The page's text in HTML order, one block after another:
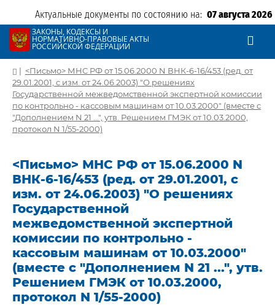
Актуальные документы по состоянию на: 07 августа 2026
ЗАКОНЫ, КОДЕКСЫ И
НОРМАТИВНО-ПРАВОВЫЕ АКТЫ
РОССИЙСКОЙ ФЕДЕРАЦИИ
| <Письмо> МНС РФ от 15.06.2000 N ВНК-6-16/453 (ред. от
29.01.2001, с изм. от 24.06.2003) "О решениях
Государственной межведомственной экспертной комиссии
по контрольно - кассовым машинам от 10.03.2000" (вместе с
"Дополнением N 21 ...", утв. Решением ГМЭК от 10.03.2000,
протокол N 1/55-2000)
<Письмо> МНС РФ от 15.06.2000 N
ВНК-6-16/453 (ред. от 29.01.2001, с
изм. от 24.06.2003) "О решениях
Государственной
межведомственной экспертной
комиссии по контрольно -
кассовым машинам от 10.03.2000"
(вместе с "Дополнением N 21 ...", утв.
Решением ГМЭК от 10.03.2000,
протокол N 1/55-2000)